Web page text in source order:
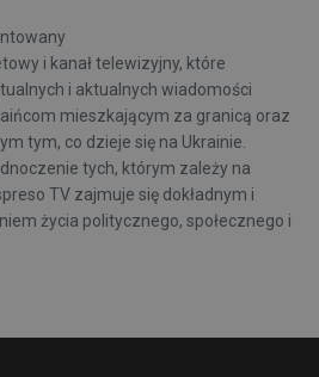
i kanał telewizyjny, które
i aktualnych wiadomości
mieszkającym za granicą oraz
tym, co dzieje się na Ukrainie.
tych, którym zależy na
TV zajmuje się dokładnym i
życia politycznego, społecznego i